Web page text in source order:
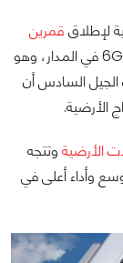
لإطلاق قمرين
مُصممين لاختبار تقنيات الجيل السادس 6G في المدار، وهو
السادس أن
الأرضية.
الأرضية وتتجه
وأداء أعلى في